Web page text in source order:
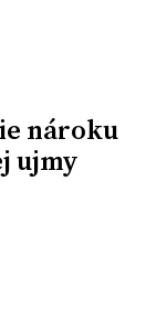
nároku
ujmy